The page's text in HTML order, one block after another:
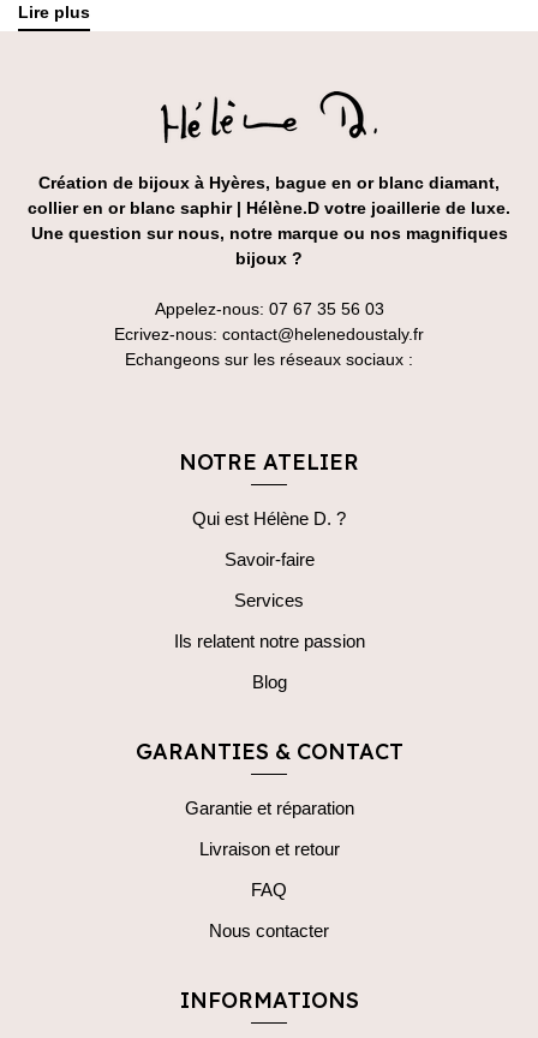
Lire plus
Création de bijoux à Hyères, bague en or blanc diamant,
collier en or blanc saphir | Hélène.D votre joaillerie de luxe.
Une question sur nous, notre marque ou nos magnifiques
bijoux ?
Appelez-nous: 07 67 35 56 03
Ecrivez-nous: contact@helenedoustaly.fr
Echangeons sur les réseaux sociaux :
NOTRE ATELIER
Qui est Hélène D. ?
Savoir-faire
Services
Ils relatent notre passion
Blog
GARANTIES & CONTACT
Garantie et réparation
Livraison et retour
FAQ
Nous contacter
INFORMATIONS